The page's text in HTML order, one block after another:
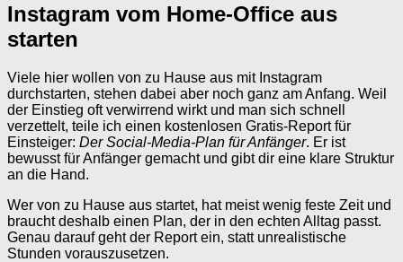
Instagram vom Home-Office aus
starten
Viele hier wollen von zu Hause aus mit Instagram
durchstarten, stehen dabei aber noch ganz am Anfang. Weil
der Einstieg oft verwirrend wirkt und man sich schnell
verzettelt, teile ich einen kostenlosen Gratis-Report für
Einsteiger: Der Social-Media-Plan für Anfänger. Er ist
bewusst für Anfänger gemacht und gibt dir eine klare Struktur
an die Hand.
Wer von zu Hause aus startet, hat meist wenig feste Zeit und
braucht deshalb einen Plan, der in den echten Alltag passt.
Genau darauf geht der Report ein, statt unrealistische
Stunden vorauszusetzen.